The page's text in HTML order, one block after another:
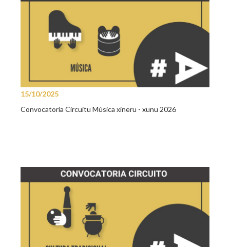
15/10/2025
Convocatoria Circuitu Música xineru - xunu 2026